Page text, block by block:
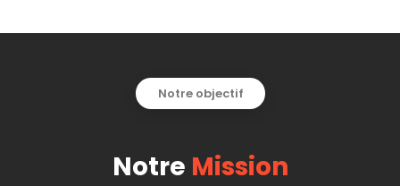
Notre objectif
Notre Mission